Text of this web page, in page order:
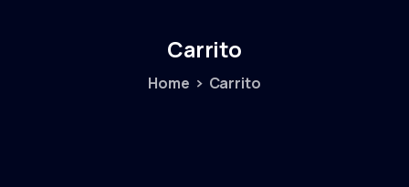
Carrito
Home Carrito